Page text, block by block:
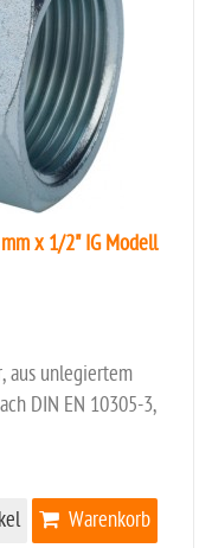
x 1/2" IG Modell
aus unlegiertem
DIN EN 10305-3,
Warenkorb